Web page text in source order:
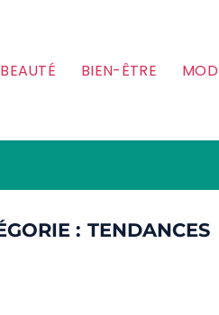
BEAUTÉ BIEN-ÊTRE
TENDANCES